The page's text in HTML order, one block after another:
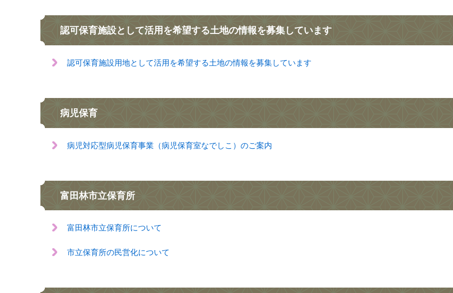
認可保育施設として活用を希望する土地の情報を募集しています
認可保育施設用地として活用を希望する土地の情報を募集しています
病児保育
病児対応型病児保育事業（病児保育室なでしこ）のご案内
富田林市立保育所
富田林市立保育所について
市立保育所の民営化について